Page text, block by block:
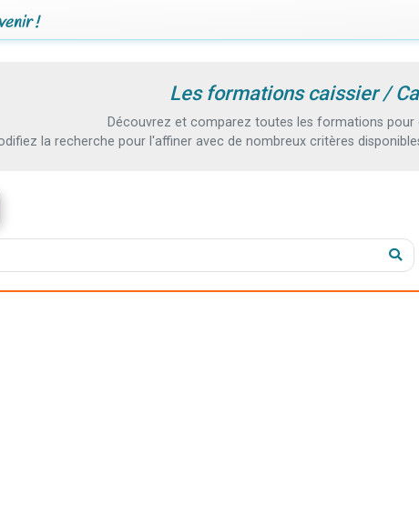
!
Les formations caissier /
Découvrez et comparez toutes les formations pour
la recherche pour l'affiner avec de nombreux critères